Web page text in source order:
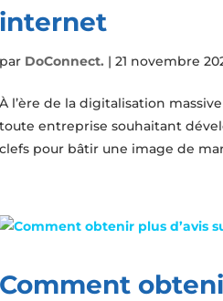
internet
par DoConnect. |21 novembre
À l’ère de la digitalisation
toute entreprise souhaitant
clefs pour bâtir une image de
Comment